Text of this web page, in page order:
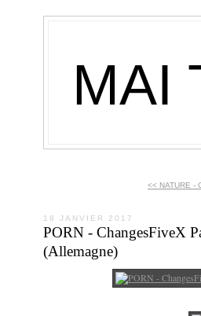
MAI
<< NATURE -
18 JANVIER 2017
PORN - ChangesFiveX
(Allemagne)